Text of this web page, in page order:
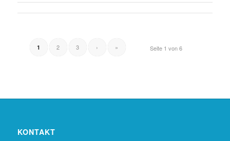
Seite 1 von 6
1 2 3 › »
KONTAKT